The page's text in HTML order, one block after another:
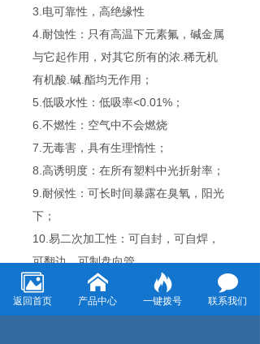
3.电可靠性，高绝缘性
4.耐蚀性：只有高温下元素氟，碱金属
与它起作用，对其它所有的浓.稀无机
有机酸.碱.酯均无作用；
5.低吸水性：低吸率<0.01%；
6.不燃性：空气中不会燃烧
7.无毒害，具有生理惰性；
8.高诱明度：在所有塑料中光折射率；
9.耐候性：可长时间暴露在臭氧，阳光
下；
10.易二次加工性：可自封，可自焊，
可翻边，可制盘向管。
温州市捷诚气动有限公司是一家集研
发、生产、销售为一体的国内专业生产
返回首页 产品中心 一键拨号 联系我们